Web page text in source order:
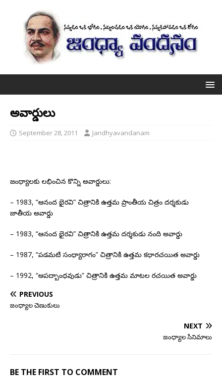
అవార్డులు
September 28, 2011 Jandhyavandanam
జంధ్యాలకు లభించిన కొన్ని అవార్డులు:
– 1983, “ఆనంద భైరవి” చిత్రానికి ఉత్తమ ప్రాంతీయ చిత్రం దర్శకుడు
జాతీయ అవార్డు
– 1983, “ఆనంద భైరవి” చిత్రానికి ఉత్తమ దర్శకుడు నంది అవార్డు
– 1987, “పడమటి సంధ్యారాగం” చిత్రానికి ఉత్తమ కధారచయిత అవార్డు
– 1992, “ఆపద్బాంధవుడు” చిత్రానికి ఉత్తమ మాటల రచయిత అవార్డు
PREVIOUS
జంధ్యాల చెణుకులు
NEXT
జంధ్యాల సినిమాలు
BE THE FIRST TO COMMENT